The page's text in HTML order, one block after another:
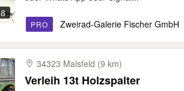
8
PRO Zweirad-Galerie Fischer GmbH
34323 Malsfeld (9 km)
Verleih 13t Holzspalter